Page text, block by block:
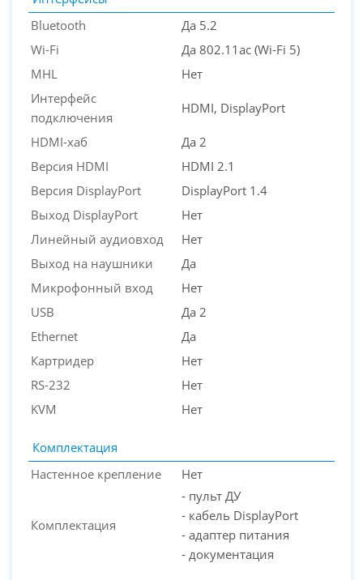
Bluetooth
Да 5.2
Wi-Fi
Да 802.11ac (Wi-Fi 5)
MHL
Нет
Интерфейс
подключения
HDMI, DisplayPort
HDMI-хаб
Да 2
Версия HDMI
HDMI 2.1
Версия DisplayPort
DisplayPort 1.4
Выход DisplayPort
Нет
Линейный аудиовход
Нет
Выход на наушники
Да
Микрофонный вход
Нет
USB
Да 2
Ethernet
Да
Картридер
Нет
RS-232
Нет
KVM
Нет
Комплектация
Настенное крепление
Нет
Комплектация
- пульт ДУ
- кабель DisplayPort
- адаптер питания
- документация